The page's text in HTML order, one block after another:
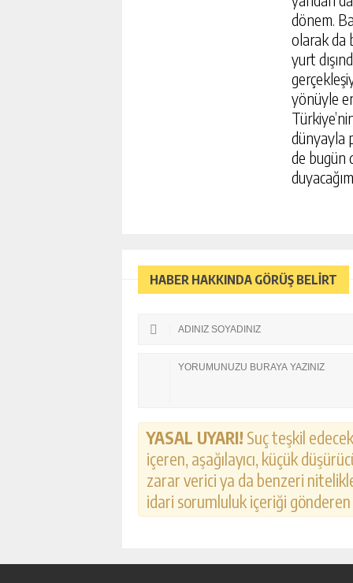
dönem.
olarak da
yurt
yönüyle
dünyayla
de bugün
HABER HAKKINDA GÖRÜŞ BELİRT
YASAL UYARI! Suç teşkil
içeren, aşağılayıcı, küçük
zarar verici ya da benzeri
idari sorumluluk içeriği